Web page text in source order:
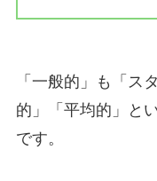
「一般的」も「ス
的」「平均的」と
です。